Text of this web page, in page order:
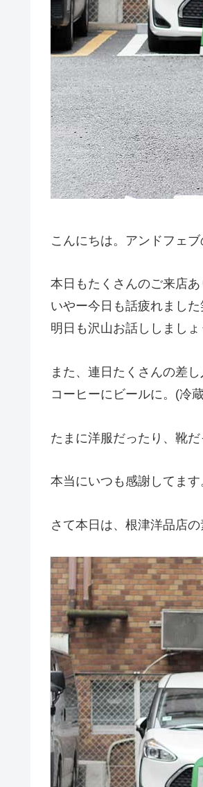
こんにちは。アンドフェブ
本日もたくさんのご来店あ
いやー今日も話疲れました
明日も沢山お話ししましょ
また、連日たくさんの差
コーヒーにビールに。(冷
たまに洋服だったり、靴だ
本当にいつも感謝してます
さて本日は、根津洋品店